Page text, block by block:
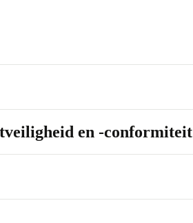
en -conformiteit